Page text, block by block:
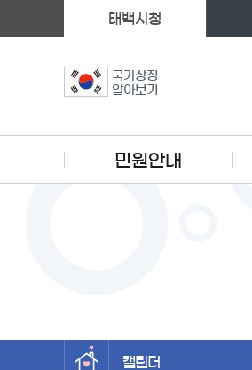
국가상징
알아보기
태백시청
민원안내
캘린더